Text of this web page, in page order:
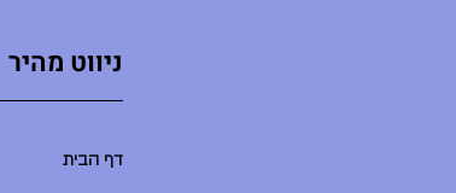
ניווט מהיר
דף הבית